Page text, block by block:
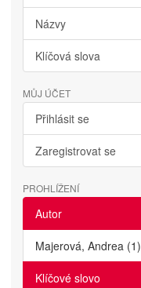
Názvy
Klíčová slova
MŮJ ÚČET
Přihlásit se
Zaregistrovat se
PROHLÍŽENÍ
Autor
Majerová, Andrea (1)
Klíčové slovo